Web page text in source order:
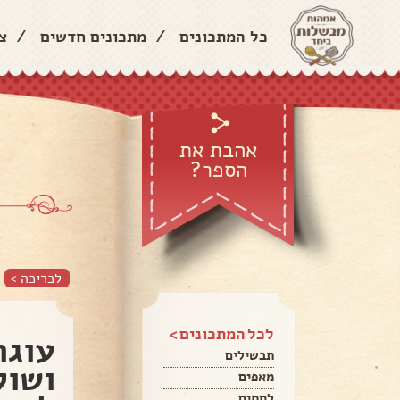
כל המתכונים / מתכונים חדשים /
אהבת את
הספר?
לכל המתכונים >
תבשילים
מאפים
לכריכה >